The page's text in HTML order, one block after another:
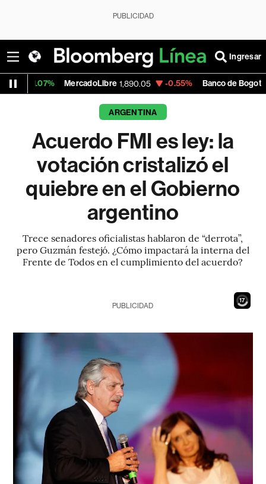
PUBLICIDAD
Ingresar
MercadoLibre 1,890.05 -0.55% Banco de Bogota 38,800.00
ARGENTINA
Acuerdo FMI es ley: la
votación cristalizó el
quiebre en el Gobierno
argentino
Trece senadores oficialistas hablaron de “derrota”,
pero Guzmán festejó. ¿Cómo impactará la interna del
Frente de Todos en el cumplimiento del acuerdo?
15
PUBLICIDAD